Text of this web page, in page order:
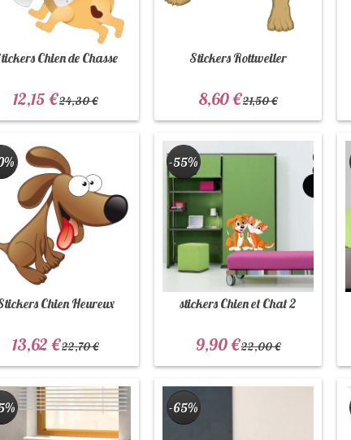
Chien de Chasse
12,15 €24,30 €
Stickers Rottweiler
8,60 €21,50 €
Chien Heureux
13,62 €22,70 €
stickers Chien et Chat 2
-55%
9,90 €22,00 €
-65%